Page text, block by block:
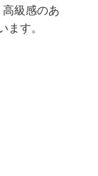
級感のあ
ます。